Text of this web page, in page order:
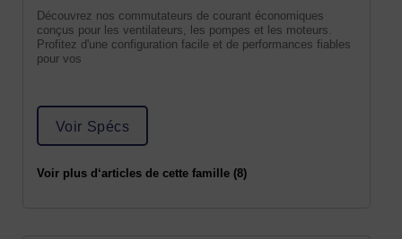
Découvrez nos commutateurs de courant économiques
conçus pour les ventilateurs, les pompes et les moteurs.
Profitez d'une configuration facile et de performances fiables
pour vos
Voir Spécs
Voir plus d‘articles de cette famille (8)